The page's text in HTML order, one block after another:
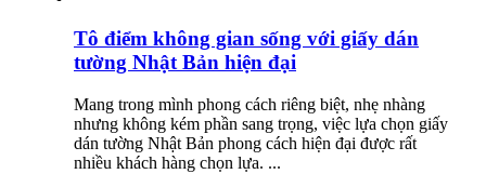
Tô điểm không gian sống với giấy dán
tường Nhật Bản hiện đại
Mang trong mình phong cách riêng biệt, nhẹ nhàng
nhưng không kém phần sang trọng, việc lựa chọn giấy
dán tường Nhật Bản phong cách hiện đại được rất
nhiều khách hàng chọn lựa. ...